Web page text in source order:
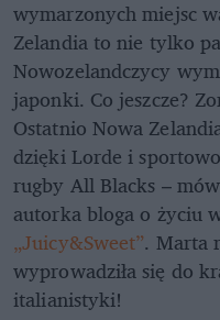
wymarzonych miejsc
Zelandia to nie tylko
Nowozelandczycy
japonki. Co jeszcze?
Ostatnio Nowa
dzięki Lorde i
rugby All Blacks –
autorka bloga o życiu
„Juicy&Sweet”. Marta
wyprowadziła się do
italianistyki!